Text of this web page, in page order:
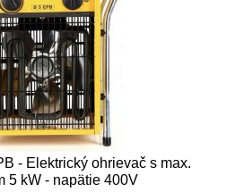
- Elektrický ohrievač s max.
5 kW - napätie 400V